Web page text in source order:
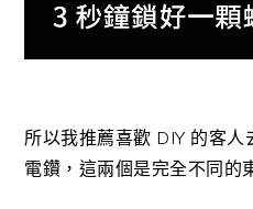
所以我推薦喜歡 DIY 的客
電鑽，這兩個是完全不同的